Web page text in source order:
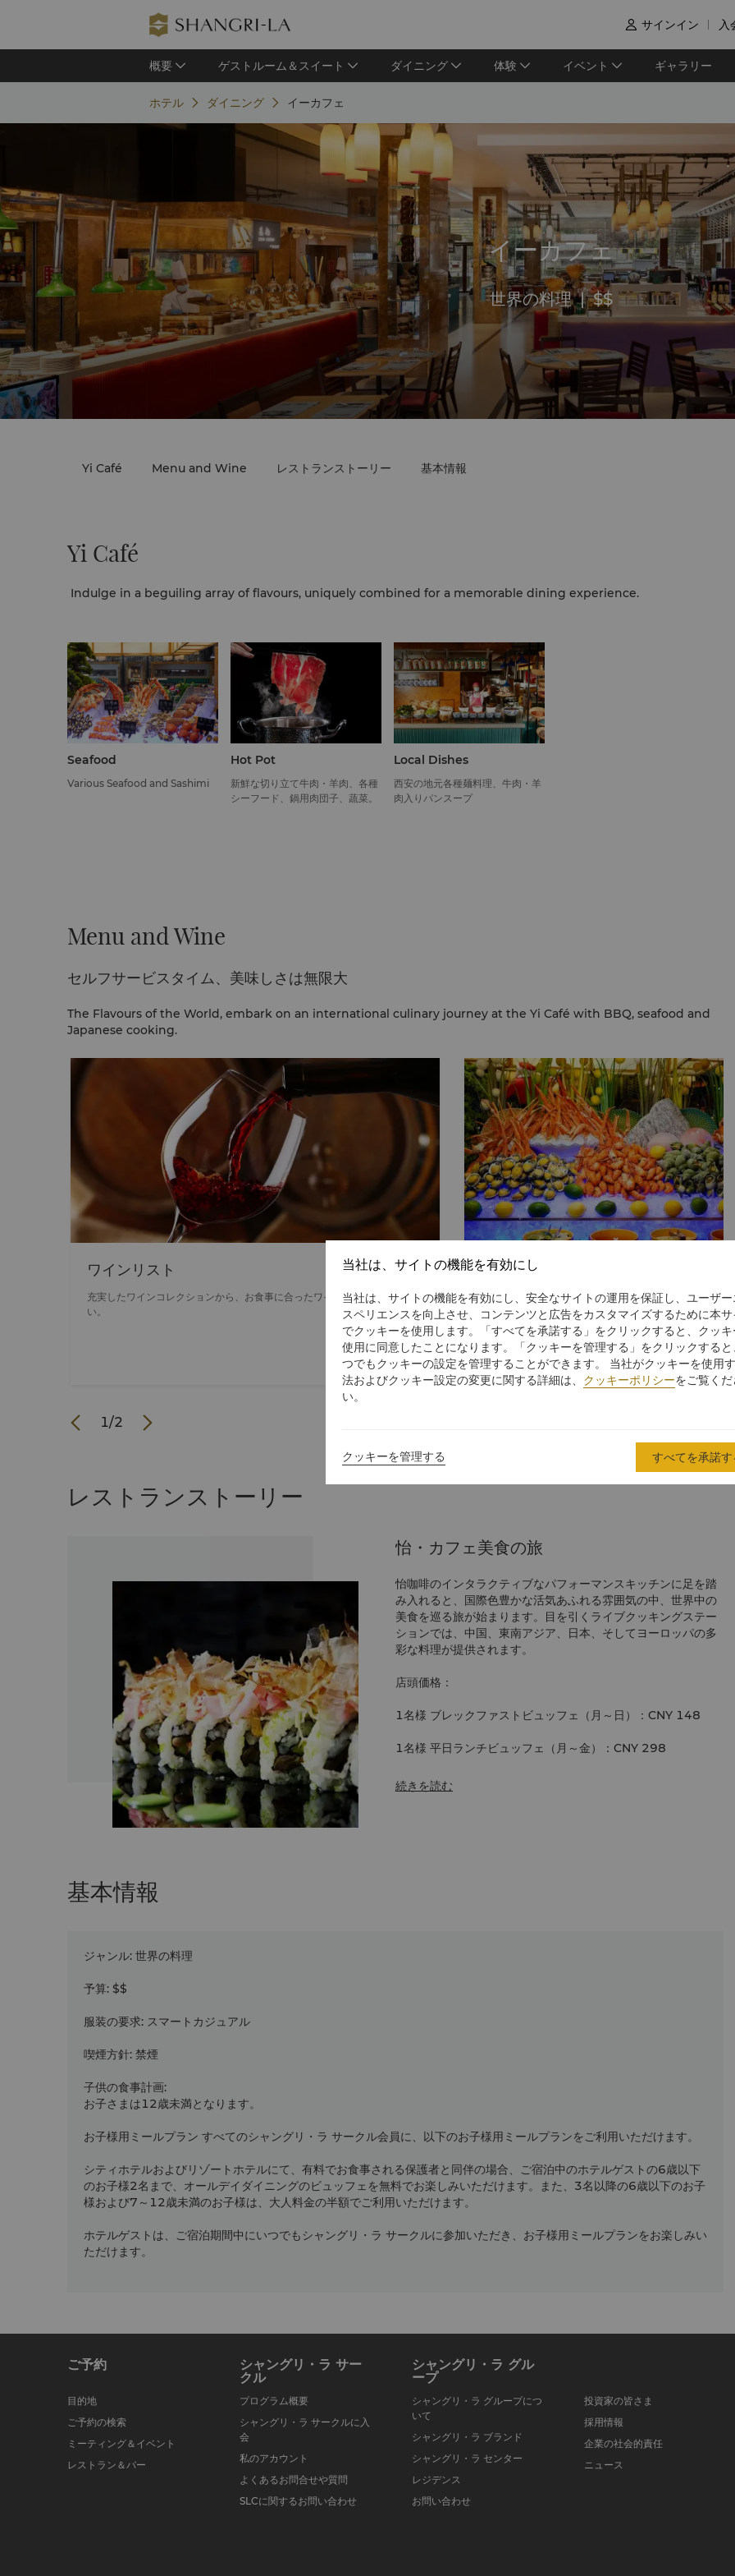
 サインイン 入
概要 ゲストルーム＆スイート ダイニング 体験 イベント ギャラリー
ホテル ダイニング イーカフェ
イーカフェ
世界の料理 | $$
Yi Café Menu and Wine レストランストーリー 基本情報
Yi Café
Indulge in a beguiling array of flavours, uniquely combined for a memorable dining experience.
Seafood
Various Seafood and Sashimi
Hot Pot
新鮮な切り立て牛肉・羊肉、各種
シーフード、鍋用肉団子、蔬菜。
Local Dishes
西安の地元各種麺料理、牛肉・羊
肉入りパンスープ
Menu and Wine
セルフサービスタイム、美味しさは無限大
The Flavours of the World, embark on an international culinary journey at the Yi Café with BBQ, seafood and
Japanese cooking.
ワインリスト
充実したワインコレクションから、お食事に合ったワインをお楽しみくださ
い。
Seafood
メニューを見る
1/2
レストランストーリー
怡・カフェ美食の旅
怡咖啡のインタラクティブなパフォーマンスキッチンに足を踏
み入れると、国際色豊かな活気あふれる雰囲気の中、世界中の
美食を巡る旅が始まります。目を引くライブクッキングステー
ションでは、中国、東南アジア、日本、そしてヨーロッパの多
彩な料理が提供されます。
店頭価格：
1名様 ブレックファストビュッフェ（月～日）：CNY 148
1名様 平日ランチビュッフェ（月～金）：CNY 298
1名様 水～日曜ディナービュッフェ・週末ランチビュッフェ：
CNY 368
続きを読む
基本情報
ジャンル: 世界の料理
予算: $$
服装の要求: スマートカジュアル
喫煙方針: 禁煙
子供の食事計画:
お子さまは12歳未満となります。
お子様用ミールプラン すべてのシャングリ・ラ サークル会員に、以下のお子様用ミールプランをご利用いただけます。
シティホテルおよびリゾートホテルにて、有料でお食事される保護者と同伴の場合、ご宿泊中のホテルゲストの6歳以下
のお子様2名まで、オールデイダイニングのビュッフェを無料でお楽しみいただけます。また、3名以降の6歳以下のお子
様および7～12歳未満のお子様は、大人料金の半額でご利用いただけます。
ホテルゲストは、ご宿泊期間中にいつでもシャングリ・ラ サークルに参加いただき、お子様用ミールプランをお楽しみい
ただけます。
ご予約
目的地
ご予約の検索
ミーティング＆イベント
レストラン＆バー
シャングリ・ラ サー
クル
プログラム概要
シャングリ・ラ サークルに入
会
私のアカウント
よくあるお問合せや質問
SLCに関するお問い合わせ
シャングリ・ラ グル
ープ
シャングリ・ラ グループにつ
いて
シャングリ・ラ ブランド
シャングリ・ラ センター
レジデンス
お問い合わせ
投資家の皆さま
採用情報
企業の社会的責任
ニュース
当社は、サイトの機能を有効にし
当社は、サイトの機能を有効にし、安全なサイトの運用を保証し、ユーザー
スペリエンスを向上させ、コンテンツと広告をカスタマイズするために本サ
でクッキーを使用します。「すべてを承諾する」をクリックすると、クッ
使用に同意したことになります。「クッキーを管理する」をクリックする
つでもクッキーの設定を管理することができます。 当社がクッキーを使用
法およびクッキー設定の変更に関する詳細は、 クッキーポリシーをご覧くだ
い。
クッキーを管理する すべてを承諾す